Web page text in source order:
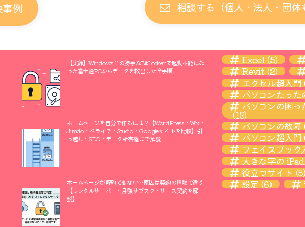
例 相談する（個人・法人・団体
【実録】Windows 11の勝手なBitLockerで起動不能にな
った富士通PCからデータを救出した全手順
ホームページを自分で作るには？【WordPress・Wix・
Jimdo・ペライチ・Studio・Googleサイトを比較】引
っ越し・SEO・データ所有権まで解説
ホームページが解約できない…原因は契約の種類で違う
【レンタルサーバー・月額サブスク・リース契約を解
説】
Excel(5)
Revit(2)
エクセル超入門
パソコンたった
パソコンの困っ
(13)
パソコンの故障
パソコン超入門
フェイスブック
大きな字の
役立つサイト
設定(6)